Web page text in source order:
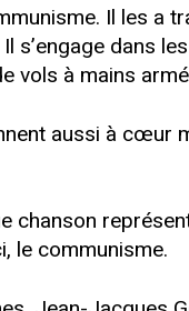
Il les a
dans
vols à mains
aussi à cœur
le communisme.